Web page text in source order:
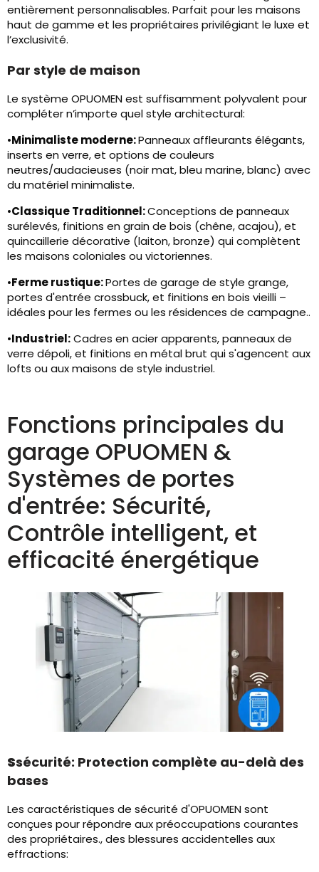
entièrement personnalisables. Parfait pour les maisons
haut de gamme et les propriétaires privilégiant le luxe et
l’exclusivité.
Par style de maison
Le système OPUOMEN est suffisamment polyvalent pour
compléter n’importe quel style architectural:
•Minimaliste moderne:Panneaux affleurants élégants,
inserts en verre, et options de couleurs
neutres/audacieuses (noir mat, bleu marine, blanc) avec
du matériel minimaliste.
•Classique Traditionnel:Conceptions de panneaux
surélevés, finitions en grain de bois (chêne, acajou), et
quincaillerie décorative (laiton, bronze) qui complètent
les maisons coloniales ou victoriennes.
•Ferme rustique:Portes de garage de style grange,
portes d'entrée crossbuck, et finitions en bois vieilli –
idéales pour les fermes ou les résidences de campagne..
•Industriel:Cadres en acier apparents, panneaux de
verre dépoli, et finitions en métal brut qui s'agencent aux
lofts ou aux maisons de style industriel.
Fonctions principales du
garage OPUOMEN &
Systèmes de portes
d'entrée: Sécurité,
Contrôle intelligent, et
efficacité énergétique
Ssécurité: Protection complète au-delà des
bases
Les caractéristiques de sécurité d'OPUOMEN sont
conçues pour répondre aux préoccupations courantes
des propriétaires., des blessures accidentelles aux
effractions: